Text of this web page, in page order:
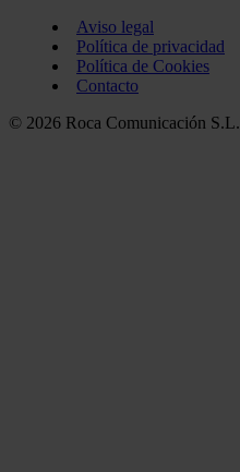
Aviso legal
Política de privacidad
Política de Cookies
Contacto
© 2026 Roca Comunicación S.L.